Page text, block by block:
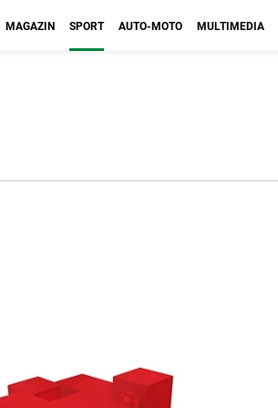
MAGAZIN SPORT AUTO-MOTO MULTIMEDIA